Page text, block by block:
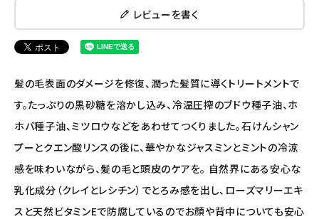
コラム・スタッフのおすすめ
ご利用ガイド等
アカウント情報
レビューを書く
髪の毛表面のダメージを修復、潤った髪質に導くトリートメントで
す。たっぷりの黒砂糖を溶かし込み、冷温圧搾のブドウ種子油、ホ
ホバ種子油、ミツロウなどをあわせてつくりました。石けんシャン
プーとクエン酸リンスの後に、華やかなジャスミンとミントの冷涼
感を味わいながら、髪の毛と頭皮のケアを。 自然界にある安心な
乳化成分（クレイとレシチン）でとろみ感を出し、ローズマリーエキ
スと天然ビタミンEで防腐しているのでお顔や背中についても安心